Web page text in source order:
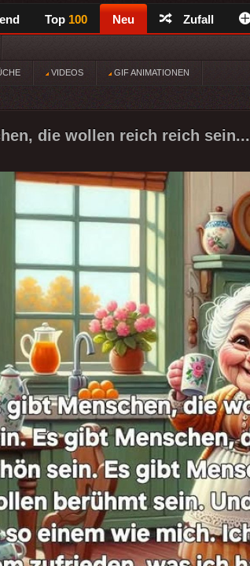
Top 100 Neu Zufall
VIDEOS GIF ANIMATIONEN
die wollen reich reich sein...